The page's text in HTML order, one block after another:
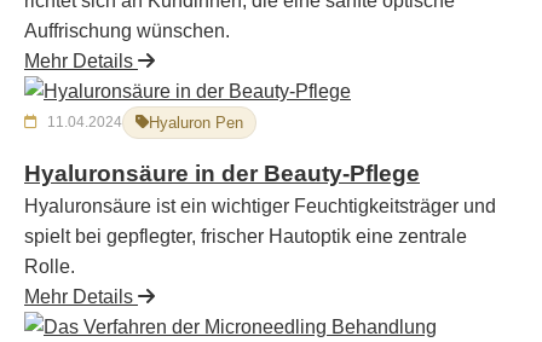
Auffrischung wünschen.
Mehr Details
11.04.2024 Hyaluron Pen
Hyaluronsäure in der Beauty-Pflege
Hyaluronsäure ist ein wichtiger Feuchtigkeitsträger und
spielt bei gepflegter, frischer Hautoptik eine zentrale
Rolle.
Mehr Details